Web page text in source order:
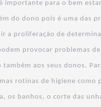
importante para o bem
do dono pois é uma das
a proliferação de
provocar problemas de
também aos seus donos.
rotinas de higiene como
os banhos, o corte das